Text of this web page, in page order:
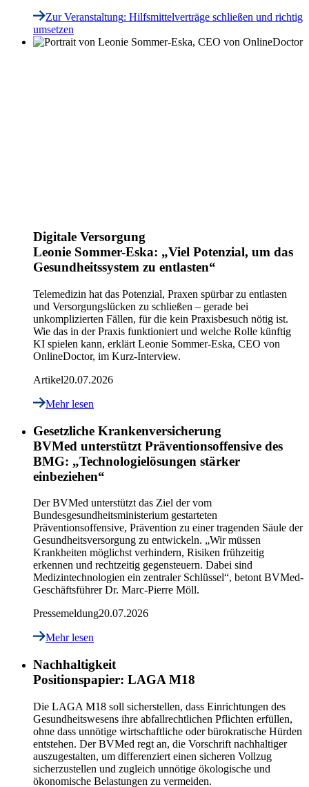
Zur Veranstaltung: Hilfsmittelverträge schließen und richtig
umsetzen
Digitale Versorgung
Leonie Sommer-Eska: „Viel Potenzial, um das
Gesundheitssystem zu entlasten“
Telemedizin hat das Potenzial, Praxen spürbar zu entlasten
und Versorgungslücken zu schließen – gerade bei
unkomplizierten Fällen, für die kein Praxisbesuch nötig ist.
Wie das in der Praxis funktioniert und welche Rolle künftig
KI spielen kann, erklärt Leonie Sommer-Eska, CEO von
OnlineDoctor, im Kurz-Interview.
Artikel20.07.2026
Mehr lesen
Gesetzliche Krankenversicherung
BVMed unterstützt Präventionsoffensive des
BMG: „Technologielösungen stärker
einbeziehen“
Der BVMed unterstützt das Ziel der vom
Bundesgesundheitsministerium gestarteten
Präventionsoffensive, Prävention zu einer tragenden Säule der
Gesundheitsversorgung zu entwickeln. „Wir müssen
Krankheiten möglichst verhindern, Risiken frühzeitig
erkennen und rechtzeitig gegensteuern. Dabei sind
Medizintechnologien ein zentraler Schlüssel“, betont BVMed-
Geschäftsführer Dr. Marc-Pierre Möll.
Pressemeldung20.07.2026
Mehr lesen
Nachhaltigkeit
Positionspapier: LAGA M18
Die LAGA M18 soll sicherstellen, dass Einrichtungen des
Gesundheitswesens ihre abfallrechtlichen Pflichten erfüllen,
ohne dass unnötige wirtschaftliche oder bürokratische Hürden
entstehen. Der BVMed regt an, die Vorschrift nachhaltiger
auszugestalten, um differenziert einen sicheren Vollzug
sicherzustellen und zugleich unnötige ökologische und
ökonomische Belastungen zu vermeiden.